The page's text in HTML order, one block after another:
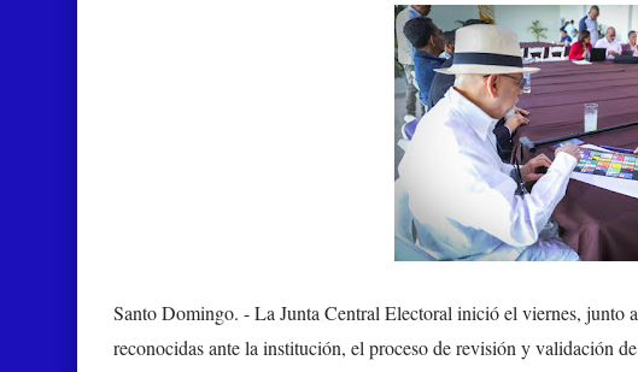
Santo Domingo. -La Junta Central Electoral inició el viernes, junto
reconocidas ante la institución, el proceso de revisión y validación